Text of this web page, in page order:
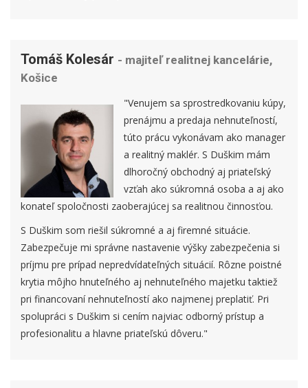
Tomáš Kolesár - majiteľ realitnej kancelárie,
Košice
"Venujem sa sprostredkovaniu kúpy,
prenájmu a predaja nehnuteľností,
túto prácu vykonávam ako manager
a realitný maklér. S Duškim mám
dlhoročný obchodný aj priateľský
vzťah ako súkromná osoba a aj ako
konateľ spoločnosti zaoberajúcej sa realitnou činnosťou.
S Duškim som riešil súkromné a aj firemné situácie.
Zabezpečuje mi správne nastavenie výšky zabezpečenia si
príjmu pre prípad nepredvídateľných situácií. Rôzne poistné
krytia môjho hnuteľného aj nehnuteľného majetku taktiež
pri financovaní nehnuteľností ako najmenej preplatiť. Pri
spolupráci s Duškim si cením najviac odborný prístup a
profesionalitu a hlavne priateľskú dôveru."